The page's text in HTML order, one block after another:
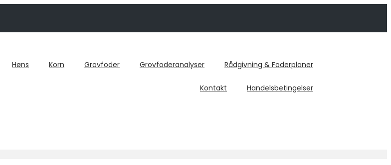
Høns Korn Grovfoder Grovfoderanalyser Rådgivning & Foderplaner
Kontakt Handelsbetingelser